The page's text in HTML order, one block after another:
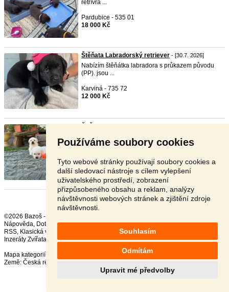
Používáme soubory cookies
Tyto webové stránky používají soubory cookies a
další sledovací nástroje s cílem vylepšení
uživatelského prostředí, zobrazení
přizpůsobeného obsahu a reklam, analýzy
návštěvnosti webových stránek a zjištění zdroje
návštěvnosti.
Souhlasím
Odmítám
Upravit mé předvolby
retrívra ...
Pardubice - 535 01
18 000 Kč
Štěňata Labradorský retriever - [30.7. 2026]
Nabízím štěňátka labradora s průkazem původu
(PP). jsou ...
Karviná - 735 72
12 000 Kč
: Labradorský retrívr s průkazem původu
Chovatelská ...
Kolín - 281 44
Dohodou
©2026 Bazoš -
Nápověda, Dotazy ,Hodnocení,Kontakt,Reklama,Podmínky,Ochrana údajů,
RSS,
Inzeráty Zvířata celkem:41644, za 24 hodin:2278
Mapa kategorií
Země: Česká republika